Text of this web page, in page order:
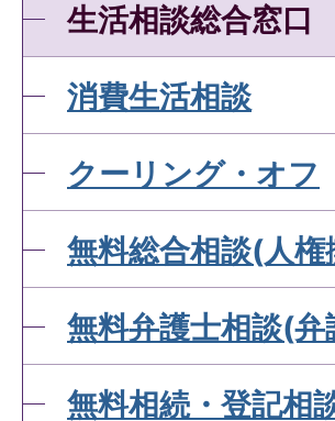
生活相談総合窓口
消費生活相談
クーリング・オフ
無料総合相談(人
無料弁護士相談(弁
無料相続・登記相